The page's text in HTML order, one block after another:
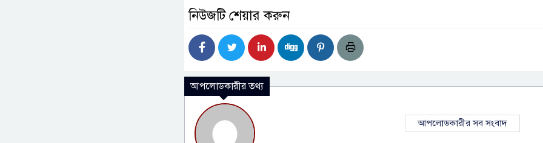
নিউজটি শেয়ার করুন
আপলোডকারীর তথ্য
আপলোডকারীর সব সংবাদ